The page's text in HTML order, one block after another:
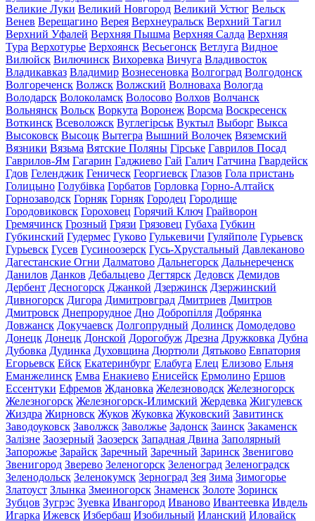
Великие Луки Великий Новгород Великий Устюг Вельск
Венев Верещагино Верея Верхнеуральск Верхний Тагил
Верхний Уфалей Верхняя Пышма Верхняя Салда Верхняя
Тура Верхотурье Верхоянск Весьегонск Ветлуга Видное
Вилюйск Вилючинск Вихоревка Вичуга Владивосток
Владикавказ Владимир Вознесеновка Волгоград Волгодонск
Волгореченск Волжск Волжский Волноваха Вологда
Володарск Волоколамск Волосово Волхов Волчанск
Вольнянск Вольск Воркута Воронеж Ворсма Воскресенск
Воткинск Всеволожск Вуглегірськ Вуктыл Выборг Выкса
Высоковск Высоцк Вытегра Вышний Волочек Вяземский
Вязники Вязьма Вятские Поляны Гірське Гаврилов Посад
Гаврилов-Ям Гагарин Гаджиево Гай Галич Гатчина Гвардейск
Гдов Геленджик Геническ Георгиевск Глазов Гола пристань
Голицыно Голубівка Горбатов Горловка Горно-Алтайск
Горнозаводск Горняк Горняк Городец Городище
Городовиковск Гороховец Горячий Ключ Грайворон
Гремячинск Грозный Грязи Грязовец Губаха Губкин
Губкинский Гудермес Гуково Гулькевичи Гуляйполе Гурьевск
Гурьевск Гусев Гусиноозерск Гусь-Хрустальный Давлеканово
Дагестанские Огни Далматово Дальнегорск Дальнереченск
Данилов Данков Дебальцево Дегтярск Дедовск Демидов
Дербент Десногорск Джанкой Дзержинск Дзержинский
Дивногорск Дигора Димитровград Дмитриев Дмитров
Дмитровск Днепрорудное Дно Добропілля Добрянка
Довжанск Докучаевск Долгопрудный Долинск Домодедово
Донецк Донецк Донской Дорогобуж Дрезна Дружковка Дубна
Дубовка Дудинка Духовщина Дюртюли Дятьково Евпатория
Егорьевск Ейск Екатеринбург Елабуга Елец Елизово Ельня
Еманжелинск Емва Енакиево Енисейск Ермолино Ершов
Ессентуки Ефремов Ждановка Железноводск Железногорск
Железногорск Железногорск-Илимский Жердевка Жигулевск
Жиздра Жирновск Жуков Жуковка Жуковский Завитинск
Заводоуковск Заволжск Заволжье Задонск Заинск Закаменск
Залізне Заозерный Заозерск Западная Двина Заполярный
Запорожье Зарайск Заречный Заречный Заринск Звенигово
Звенигород Зверево Зеленогорск Зеленоград Зеленоградск
Зеленодольск Зеленокумск Зерноград Зея Зима Зимогорье
Златоуст Злынка Змеиногорск Знаменск Золоте Зоринск
Зубцов Зугрэс Зуевка Ивангород Иваново Ивантеевка Ивдель
Игарка Ижевск Избербаш Изобильный Иланский Иловайск